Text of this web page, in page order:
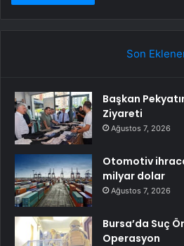
Son
Başkan
Ziyareti
Ağustos 7, 2026
Otomotiv
milyar dolar
Ağustos 7, 2026
Bursa’da Suç
Operasyon